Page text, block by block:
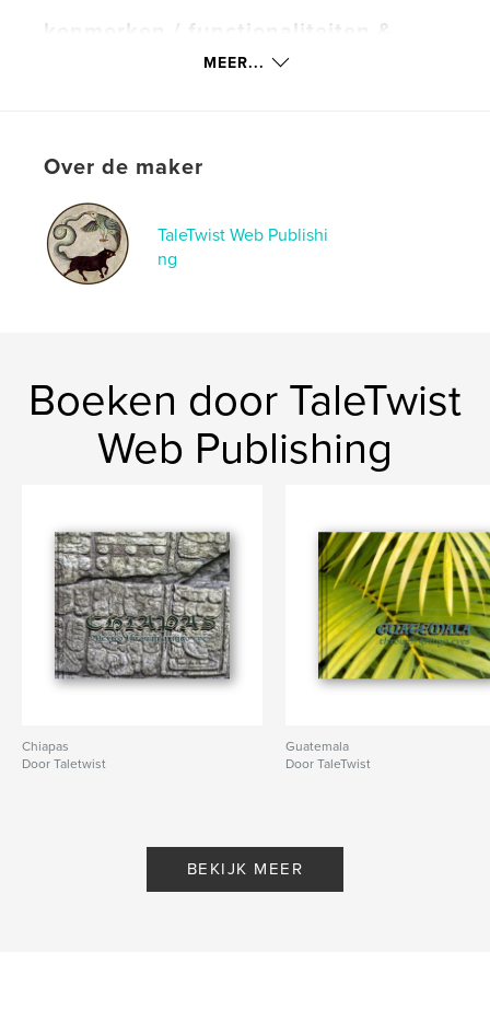
kenmerken / functionaliteiten &
Datum publiceren:sep 06, 2017
TaalEnglish
Trefwoorden
Photography
MEER...
Over de maker
TaleTwist Web Publishi
ng
Boeken door TaleTwist
Web Publishing
Chiapas
Door Taletwist
Guatemala
Door TaleTwist
BEKIJK MEER